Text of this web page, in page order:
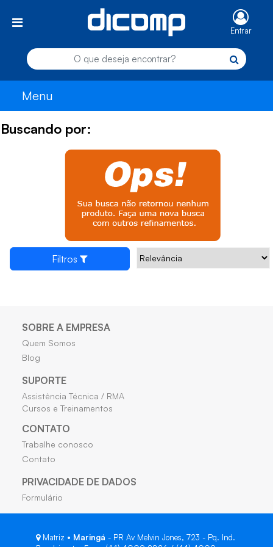
Entrar
Menu
Buscando por:
Filtros
SOBRE A EMPRESA
Quem Somos
Blog
SUPORTE
Assistência Técnica / RMA
Cursos e Treinamentos
CONTATO
Trabalhe conosco
Contato
PRIVACIDADE DE DADOS
Formulário
Matriz • Maringá - PR Av Melvin Jones, 723 - Pq. Ind.